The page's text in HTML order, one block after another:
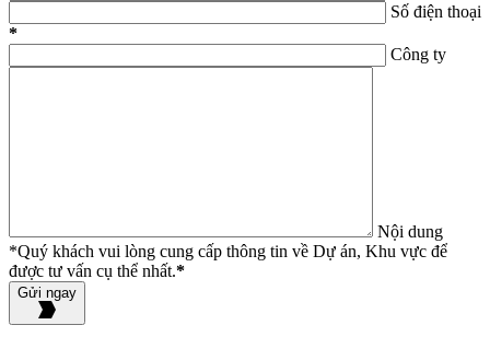
Số điện thoại
*
Công ty
Nội dung
*Quý khách vui lòng cung cấp thông tin về Dự án, Khu vực để
được tư vấn cụ thể nhất.*
Gửi ngay